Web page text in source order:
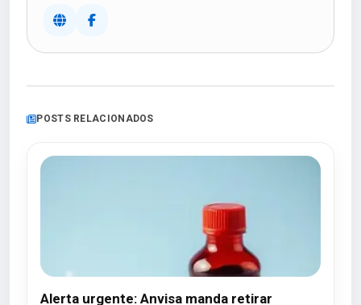
POSTS RELACIONADOS
Alerta urgente: Anvisa manda retirar